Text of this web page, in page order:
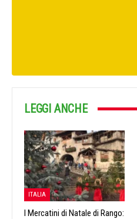
LEGGI ANCHE
ITALIA
I Mercatini di Natale di Rango: